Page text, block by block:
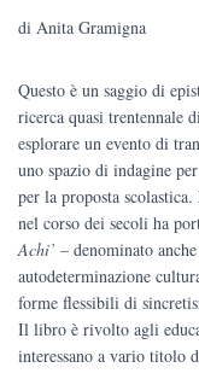
era:
€16.00.
di Anita Gramigna
Questo è un saggio di
ricerca quasi trentennale
esplorare un evento di
uno spazio di indagine
per la proposta
nel corso dei secoli ha
Achi’ – denominato anche
autodeterminazione
forme flessibili di
Il libro è rivolto agli
interessano a vario titolo